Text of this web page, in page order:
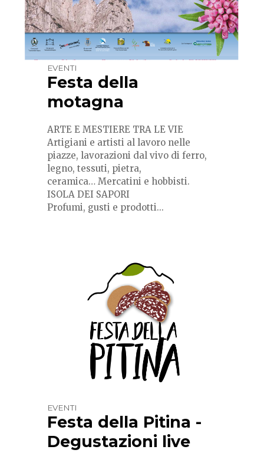
EVENTI
Festa della
motagna
ARTE E MESTIERE TRA LE VIE
Artigiani e artisti al lavoro nelle
piazze, lavorazioni dal vivo di ferro,
legno, tessuti, pietra,
ceramica… Mercatini e hobbisti.
ISOLA DEI SAPORI
Profumi, gusti e prodotti...
EVENTI
Festa della Pitina -
Degustazioni live